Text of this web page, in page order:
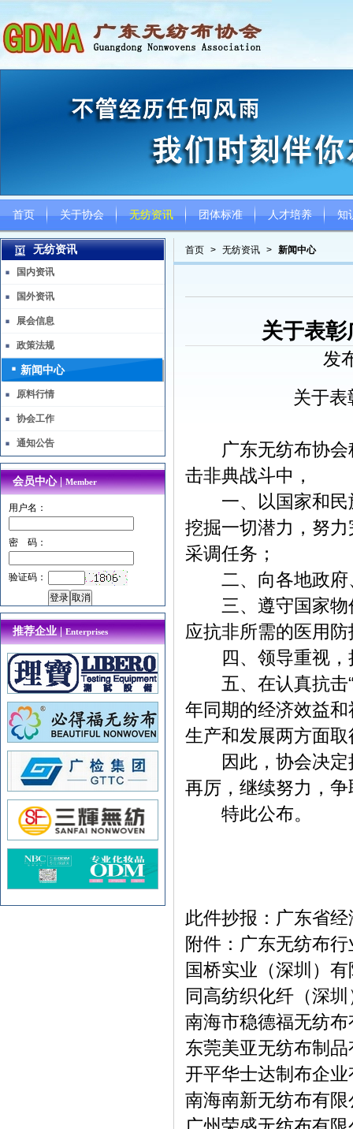
首页 关于协会 无纺资讯 团体标准 人才培养 知
首页 > 无纺资讯 > 新闻中心
关于表
发
关于
广东无纺布协会
击非典战斗中，
一、以国家和民族
挖掘一切潜力，努
采调任务；
二、向各地政府
三、遵守国家物
应抗非所需的医用
四、领导重视，措
五、在认真抗击“
年同期的经济效益
生产和发展两方面
因此，协会决定授
再厉，继续努力，
特此公布。
此件抄报：广东省
附件：广东无纺布
国桥实业（深圳）
同高纺织化纤（深
南海市稳德福无纺
东莞美亚无纺布制
开平华士达制布企
南海南新无纺布有限
无纺资讯
国内资讯
国外资讯
展会信息
政策法规
新闻中心
原料行情
协会工作
通知公告
会员中心 |Member
用户名：
密 码：
验证码：
推荐企业 |Enterprises